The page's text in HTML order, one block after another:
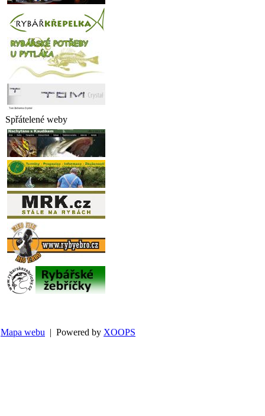
Spřátelené weby
Mapa webu | Powered by XOOPS